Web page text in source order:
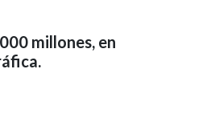
millones, en